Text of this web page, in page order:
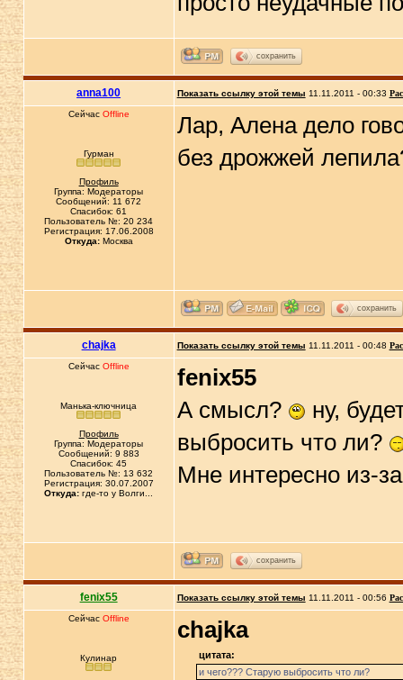
сохранить
anna100 Показать ссылку этой темы 11.11.2011 - 00:33
Сейчас Offline
Гурман
Профиль
Группа: Модераторы
Сообщений: 11 672
Спасибок: 61
Пользователь №: 20 234
Регистрация: 17.06.2008
Откуда:Москва
Лар, Алена дело
без дрожжей
сохранить
chajka Показать ссылку этой темы 11.11.2011 - 00:48
Сейчас Offline
Манька-ключница
Профиль
Группа: Модераторы
Сообщений: 9 883
Спасибок: 45
Пользователь №: 13 632
Регистрация: 30.07.2007
Откуда: где-то у Волги...
fenix55
А смысл?
ну,
выбросить что ли?
Мне интересно из-
сохранить
fenix55 Показать ссылку этой темы 11.11.2011 - 00:56
Сейчас Offline
Кулинар
chajka
цитата:
и чего??? Старую выбросить что ли?